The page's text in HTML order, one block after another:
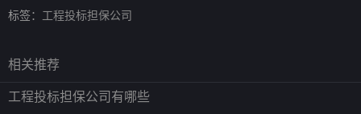
标签： 工程投标担保公司
相关推荐
工程投标担保公司有哪些